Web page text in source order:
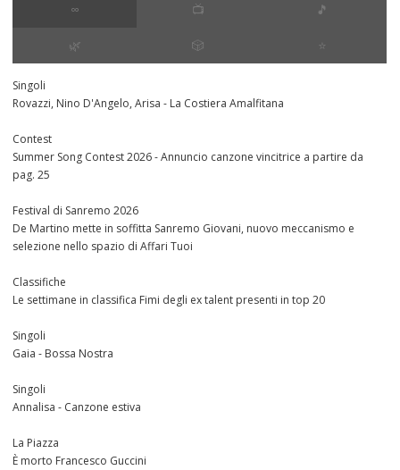
∞ 📺 🎵
🌿 🎲 ⭐️
Singoli
Rovazzi, Nino D'Angelo, Arisa - La Costiera Amalfitana
Contest
Summer Song Contest 2026 - Annuncio canzone vincitrice a partire da
pag. 25
Festival di Sanremo 2026
De Martino mette in soffitta Sanremo Giovani, nuovo meccanismo e
selezione nello spazio di Affari Tuoi
Classifiche
Le settimane in classifica Fimi degli ex talent presenti in top 20
Singoli
Gaia - Bossa Nostra
Singoli
Annalisa - Canzone estiva
La Piazza
È morto Francesco Guccini